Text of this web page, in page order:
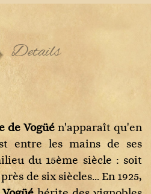
Details
de Vogüé n'apparaît qu'en
entre les mains de ses
du 15ème siècle : soit
de six siècles... En 1925,